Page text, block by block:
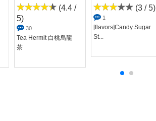
(4.4 /
5)
30
Tea Hermit 白桃烏龍
茶
(3 / 5)
1
[flavors]Candy Sugar
St...